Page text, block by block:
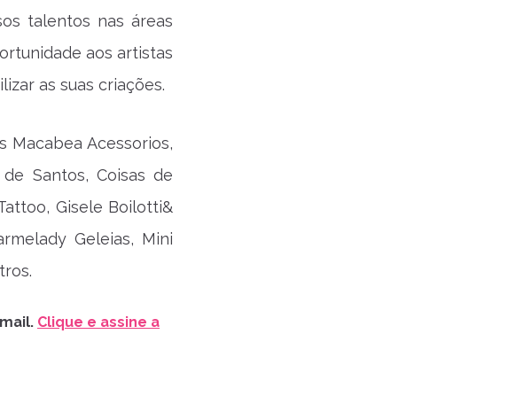
talentos nas áreas
aos artistas
as suas criações.
Macabea Acessorios,
Santos, Coisas de
Gisele Boilotti&
Geleias, Mini
Clique e assine a